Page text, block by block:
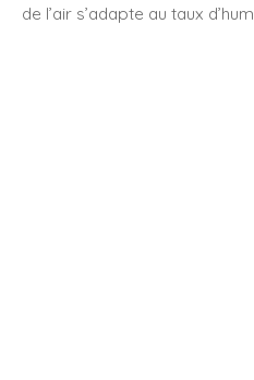
de l’air s’adapte au taux